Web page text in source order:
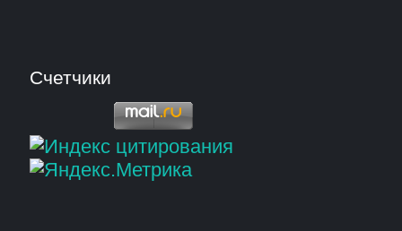
Счетчики